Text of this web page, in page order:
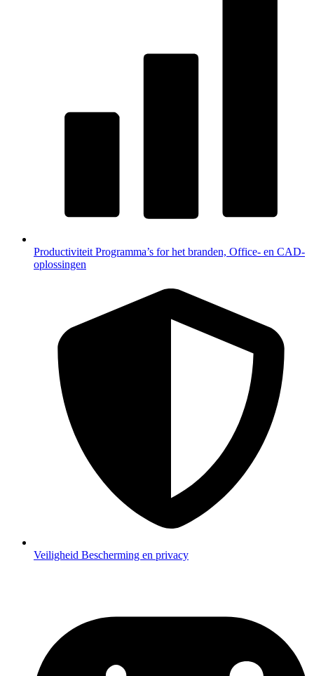
Productiviteit Programma’s for het branden, Office- en CAD-
oplossingen
Veiligheid Bescherming en privacy